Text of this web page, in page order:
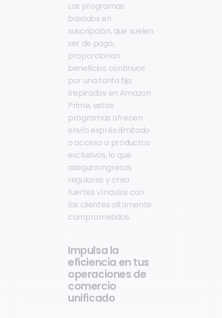
Los programas
basados en
suscripción, que suelen
ser de pago,
proporcionan
beneficios continuos
por una tarifa fija.
Inspirados en Amazon
Prime, estos
programas ofrecen
envío exprés ilimitado
o acceso a productos
exclusivos, lo que
asegura ingresos
regulares y crea
fuertes vínculos con
los clientes altamente
comprometidos.
Impulsa la
eficiencia en tus
operaciones de
comercio
unificado